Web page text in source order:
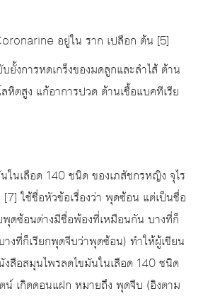
อยู่ใน ราก เปลือก ต้น [5]
ยั้งการหดเกร็งของมดลูกและลำไส้ ต้าน
หิตสูง แก้อาการปวด ต้านเชื้อแบคทีเรีย
นเลือด 140 ชนิด ของเภสัชกรหญิง จุไร
ใช้ชื่อหัวข้อเรื่องว่า พุดซ้อน แต่เป็นชื่อ
ดซ้อนต่างมีชื่อพ้องที่เหมือนกัน บางที่ก็
งที่ก็เรียกพุดจีบว่าพุดซ้อน) ทำให้ผู้เขียน
งสือสมุนไพรลดไขมันในเลือด 140 ชนิด
น์ เกิดดอนแฝก หมายถึง พุดจีบ (อิงตาม